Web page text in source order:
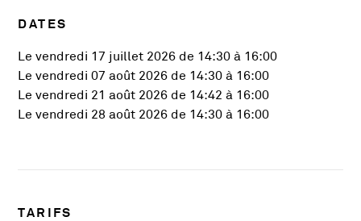
DATES
Le vendredi 17 juillet 2026 de 14:30 à 16:00
Le vendredi 07 août 2026 de 14:30 à 16:00
Le vendredi 21 août 2026 de 14:42 à 16:00
Le vendredi 28 août 2026 de 14:30 à 16:00
TARIFS